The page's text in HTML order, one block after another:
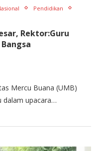
Pendidikan
Rektor:Guru
Mercu Buana (UMB)
dalam upacara…